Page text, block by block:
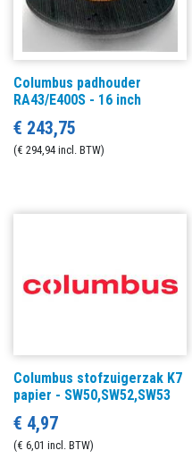
Columbus padhouder
RA43/E400S - 16 inch
€ 243,75
(€ 294,94 incl. BTW)
Columbus stofzuigerzak K7
papier - SW50,SW52,SW53
€ 4,97
(€ 6,01 incl. BTW)